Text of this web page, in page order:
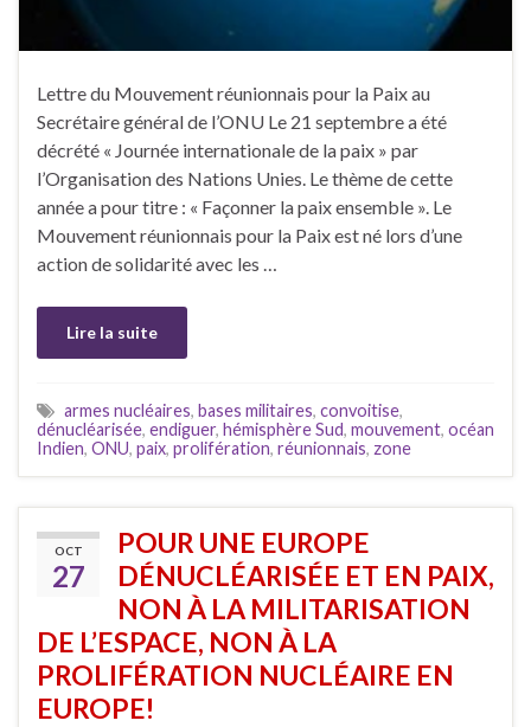
Lettre du Mouvement réunionnais pour la Paix au
Secrétaire général de l’ONU Le 21 septembre a été
décrété « Journée internationale de la paix » par
l’Organisation des Nations Unies. Le thème de cette
année a pour titre : « Façonner la paix ensemble ». Le
Mouvement réunionnais pour la Paix est né lors d’une
action de solidarité avec les …
Lire la suite
armes nucléaires, bases militaires, convoitise,
dénucléarisée, endiguer, hémisphère Sud, mouvement, océan
Indien, ONU, paix, prolifération, réunionnais, zone
OCT
27
POUR UNE EUROPE
DÉNUCLÉARISÉE ET EN PAIX,
NON À LA MILITARISATION
DE L’ESPACE, NON À LA
PROLIFÉRATION NUCLÉAIRE EN
EUROPE!